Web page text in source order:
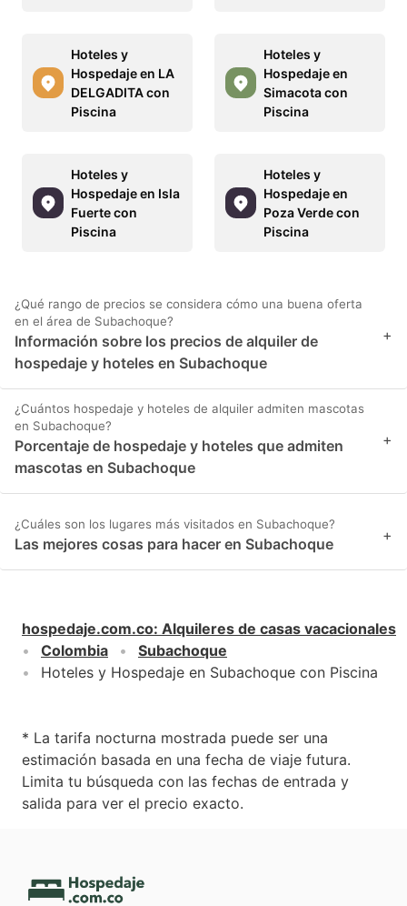
Hoteles y
Hospedaje en LA
DELGADITA con
Piscina
Hoteles y
Hospedaje en
Simacota con
Piscina
Hoteles y
Hospedaje en Isla
Fuerte con
Piscina
Hoteles y
Hospedaje en
Poza Verde con
Piscina
¿Qué rango de precios se considera cómo una buena oferta
en el área de Subachoque?
Información sobre los precios de alquiler de
hospedaje y hoteles en Subachoque
+
¿Cuántos hospedaje y hoteles de alquiler admiten mascotas
en Subachoque?
Porcentaje de hospedaje y hoteles que admiten
mascotas en Subachoque
+
¿Cuáles son los lugares más visitados en Subachoque?
Las mejores cosas para hacer en Subachoque +
hospedaje.com.co: Alquileres de casas vacacionales
Colombia
Subachoque
Hoteles y Hospedaje en Subachoque con Piscina
* La tarifa nocturna mostrada puede ser una
estimación basada en una fecha de viaje futura.
Limita tu búsqueda con las fechas de entrada y
salida para ver el precio exacto.